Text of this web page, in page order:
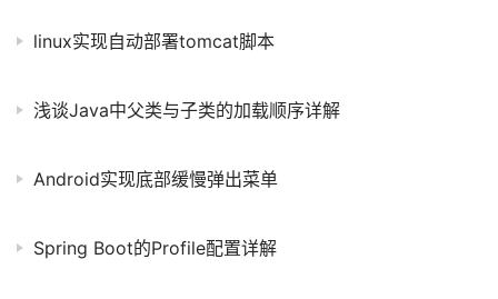
linux实现自动部署tomcat脚本
浅谈Java中父类与子类的加载顺序详解
Android实现底部缓慢弹出菜单
Spring Boot的Profile配置详解